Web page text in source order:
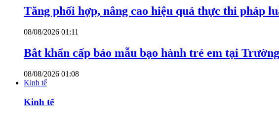
Tăng phối hợp, nâng cao hiệu quả thực thi pháp
08/08/2026 01:11
Bắt khẩn cấp bảo mẫu bạo hành trẻ em tại
08/08/2026 01:08
Kinh tế
Kinh tế